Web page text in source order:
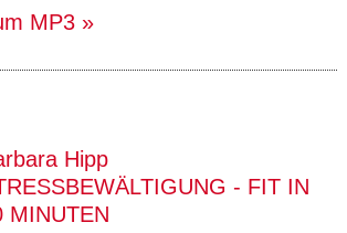
MP3
Hipp
- FIT IN
MINUTEN